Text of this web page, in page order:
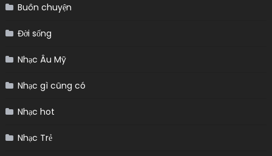
Buôn chuyện
Đời sống
Nhạc Âu Mỹ
Nhạc gì cũng có
Nhạc hot
Nhạc Trẻ